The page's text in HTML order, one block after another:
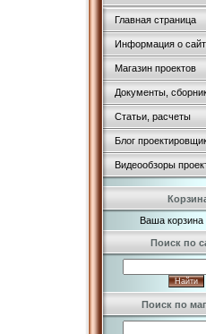
Главная страница
Информация о
Магазин проектов
Документы,
Статьи, расчеты
Блог
Видеообзоры
Ваша корзина
Поиск по
Поиск по